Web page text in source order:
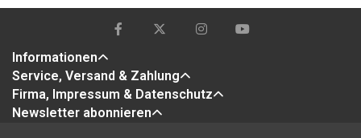
Informationen
Service, Versand & Zahlung
Firma, Impressum & Datenschutz
Newsletter abonnieren